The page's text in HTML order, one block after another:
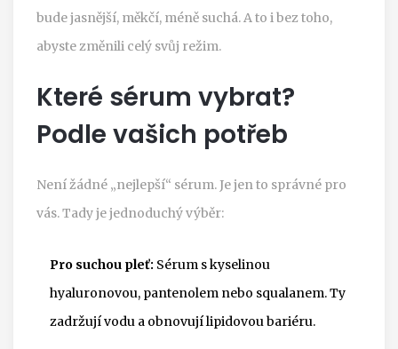
bude jasnější, měkčí, méně suchá. A to i bez toho,
abyste změnili celý svůj režim.
Které sérum vybrat?
Podle vašich potřeb
Není žádné „nejlepší“ sérum. Je jen to správné pro
vás. Tady je jednoduchý výběr:
Pro suchou pleť: Sérum s kyselinou
hyaluronovou, pantenolem nebo squalanem. Ty
zadržují vodu a obnovují lipidovou bariéru.